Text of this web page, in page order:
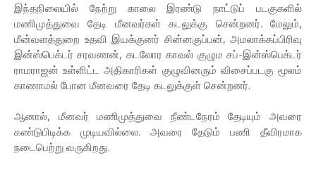
இந்தநிலையில் நேற்று காலை இரண்டு நாட்டுப் படகுகளில்
மணிமுத்துவை தேடி மீனவர்கள் கடலுக்கு சென்றனர். மேலும்,
மீன்வளத்துறை உதவி இயக்குனர் சின்னகுப்பன், அமலாக்கப்பிரிவு
இன்ஸ்பெக்டர் சரவணன், கடலோர காவல் குழும சப்-இன்ஸ்பெக்டர்
ராமராஜன் உள்ளிட்ட அதிகாரிகள் குழுவினரும் விசைப்படகு மூலம்
காணாமல் போன மீனவரை தேடி கடலுக்குள் சென்றனர்.
ஆனால், மீனவர் மணிமுத்துவை நீண்டநேரம் தேடியும் அவரை
கண்டுபிடிக்க முடியவில்லை. அவரை தேடும் பணி தீவிரமாக
நடைபெற்று வருகிறது.